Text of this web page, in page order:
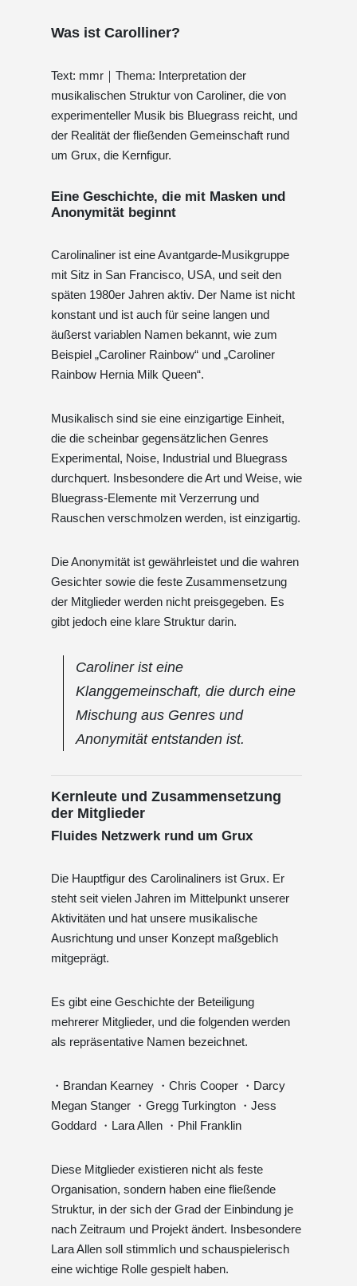
Was ist Carolliner?
Text: mmr｜Thema: Interpretation der
musikalischen Struktur von Caroliner, die von
experimenteller Musik bis Bluegrass reicht, und
der Realität der fließenden Gemeinschaft rund
um Grux, die Kernfigur.
Eine Geschichte, die mit Masken und
Anonymität beginnt
Carolinaliner ist eine Avantgarde-Musikgruppe
mit Sitz in San Francisco, USA, und seit den
späten 1980er Jahren aktiv. Der Name ist nicht
konstant und ist auch für seine langen und
äußerst variablen Namen bekannt, wie zum
Beispiel „Caroliner Rainbow“ und „Caroliner
Rainbow Hernia Milk Queen“.
Musikalisch sind sie eine einzigartige Einheit,
die die scheinbar gegensätzlichen Genres
Experimental, Noise, Industrial und Bluegrass
durchquert. Insbesondere die Art und Weise, wie
Bluegrass-Elemente mit Verzerrung und
Rauschen verschmolzen werden, ist einzigartig.
Die Anonymität ist gewährleistet und die wahren
Gesichter sowie die feste Zusammensetzung
der Mitglieder werden nicht preisgegeben. Es
gibt jedoch eine klare Struktur darin.
Caroliner ist eine
Klanggemeinschaft, die durch eine
Mischung aus Genres und
Anonymität entstanden ist.
Kernleute und Zusammensetzung
der Mitglieder
Fluides Netzwerk rund um Grux
Die Hauptfigur des Carolinaliners ist Grux. Er
steht seit vielen Jahren im Mittelpunkt unserer
Aktivitäten und hat unsere musikalische
Ausrichtung und unser Konzept maßgeblich
mitgeprägt.
Es gibt eine Geschichte der Beteiligung
mehrerer Mitglieder, und die folgenden werden
als repräsentative Namen bezeichnet.
・Brandan Kearney ・Chris Cooper ・Darcy
Megan Stanger ・Gregg Turkington ・Jess
Goddard ・Lara Allen ・Phil Franklin
Diese Mitglieder existieren nicht als feste
Organisation, sondern haben eine fließende
Struktur, in der sich der Grad der Einbindung je
nach Zeitraum und Projekt ändert. Insbesondere
Lara Allen soll stimmlich und schauspielerisch
eine wichtige Rolle gespielt haben.